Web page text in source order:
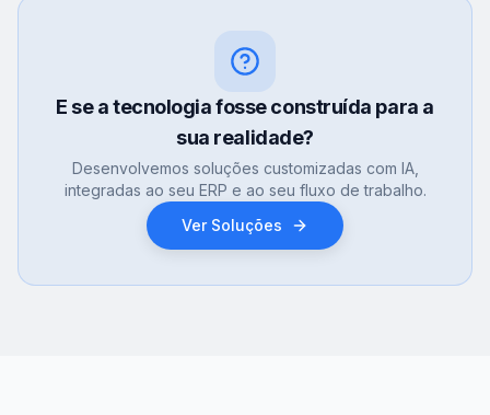
E se a tecnologia fosse construída para a
sua realidade?
Desenvolvemos soluções customizadas com IA,
integradas ao seu ERP e ao seu fluxo de trabalho.
Ver Soluções